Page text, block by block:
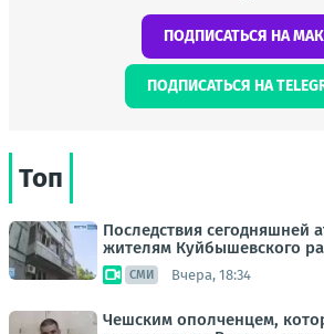
ПОДПИСАТЬСЯ НА
ПОДПИСАТЬСЯ НА
Топ
Последствия сегодняшней
жителям Куйбышевского
СМИ Вчера, 18:34
Чешским ополченцем,